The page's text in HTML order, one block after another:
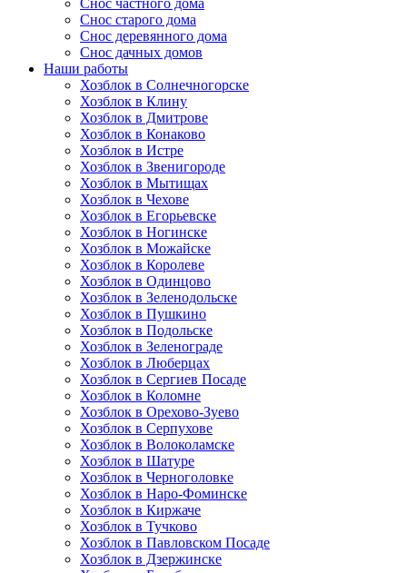
Снос частного дома
Снос старого дома
Снос деревянного дома
Снос дачных домов
Наши работы
Хозблок в Солнечногорске
Хозблок в Клину
Хозблок в Дмитрове
Хозблок в Конаково
Хозблок в Истре
Хозблок в Звенигороде
Хозблок в Мытищах
Хозблок в Чехове
Хозблок в Егорьевске
Хозблок в Ногинске
Хозблок в Можайске
Хозблок в Королеве
Хозблок в Одинцово
Хозблок в Зеленодольске
Хозблок в Пушкино
Хозблок в Подольске
Хозблок в Зеленограде
Хозблок в Люберцах
Хозблок в Сергиев Посаде
Хозблок в Коломне
Хозблок в Орехово-Зуево
Хозблок в Серпухове
Хозблок в Волоколамске
Хозблок в Шатуре
Хозблок в Черноголовке
Хозблок в Наро-Фоминске
Хозблок в Киржаче
Хозблок в Тучково
Хозблок в Павловском Посаде
Хозблок в Дзержинске